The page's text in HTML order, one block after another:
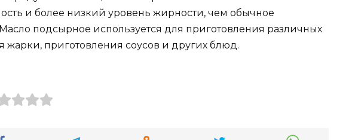
и более низкий уровень жирности, чем обычное
подсырное используется для приготовления различных
жарки, приготовления соусов и других блюд.